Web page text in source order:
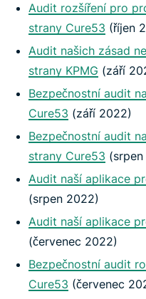
Audit rozšíření pro
strany Cure53 (říjen
Audit našich zásad
strany KPMG (září
Bezpečnostní audit
Cure53 (září 2022)
Bezpečnostní audit
strany Cure53
Audit naší aplikace
(srpen 2022)
Audit naší aplikace
(červenec 2022)
Bezpečnostní audit
Cure53 (červenec